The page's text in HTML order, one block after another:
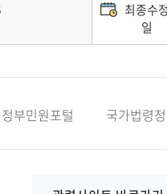
최종수정
일
정부민원포털 국가법령